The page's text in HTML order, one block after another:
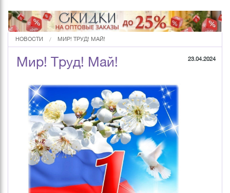
НОВОСТИ МИР! ТРУД! МАЙ!
Мир! Труд! Май! 23.04.2024